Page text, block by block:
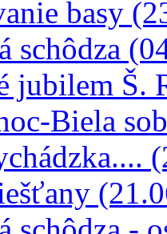
basy
schôdza
jubilem Š.
Biela